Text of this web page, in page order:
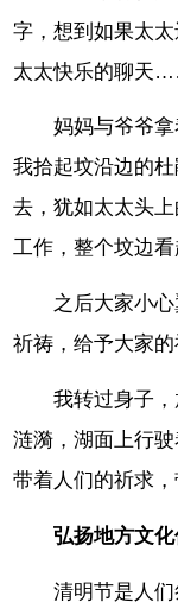
字，想到如果太
太太快乐的聊天
妈妈与爷爷拿
我拾起坟沿边的
去，犹如太太头
工作，整个坟边看
之后大家小
祈祷，给予大家的
我转过身子
涟漪，湖面上行
带着人们的祈求
弘扬地方文化
清明节是人